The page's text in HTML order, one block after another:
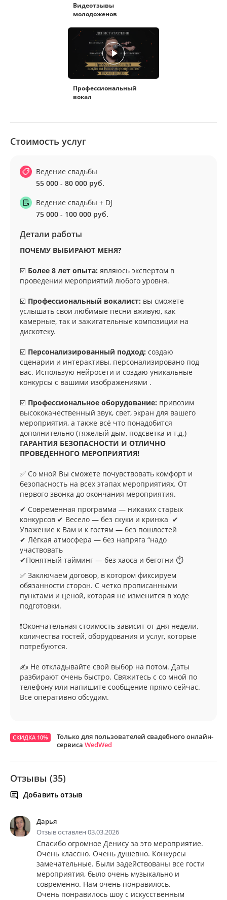
Видеотзывы
молодоженов
Профессиональный
вокал
Стоимость услуг
Ведение свадьбы
55 000 - 80 000 руб.
Ведение свадьбы + DJ
75 000 - 100 000 руб.
Детали работы
ПОЧЕМУ ВЫБИРАЮТ МЕНЯ?
☑️ Более 8 лет опыта: являюсь экспертом в
проведении мероприятий любого уровня.
☑️ Профессиональный вокалист: вы сможете
услышать свои любимые песни вживую, как
камерные, так и зажигательные композиции на
дискотеку.
☑️ Персонализированный подход: создаю
сценарии и интерактивы, персонализировано под
вас. Использую нейросети и создаю уникальные
конкурсы с вашими изображениями .
☑️ Профессиональное оборудование: привозим
высококачественный звук, свет, экран для вашего
мероприятия, а также всё что понадобится
дополнительно (тяжелый дым, подсветка и т.д.)
ГАРАНТИЯ БЕЗОПАСНОСТИ И ОТЛИЧНО
ПРОВЕДЕННОГО МЕРОПРИЯТИЯ!
✅ Со мной Вы сможете почувствовать комфорт и
безопасность на всех этапах мероприятиях. От
первого звонка до окончания мероприятия.
✔ Современная программа — никаких старых
конкурсов ✔ Весело — без скуки и кринжа ✔
Уважение к Вам и к гостям — без пошлостей
✔ Лёгкая атмосфера — без напряга “надо
участвовать
✔Понятный тайминг — без хаоса и беготни ⏱️
✅ Заключаем договор, в котором фиксируем
обязанности сторон. С четко прописанными
пунктами и ценой, которая не изменится в ходе
подготовки.
❗Окончательная стоимость зависит от дня недели,
количества гостей, оборудования и услуг, которые
потребуются.
✍️ Не откладывайте свой выбор на потом. Даты
разбирают очень быстро. Свяжитесь с со мной по
телефону или напишите сообщение прямо сейчас.
Всё оперативно обсудим.
СКИДКА 10%
Только для пользователей свадебного онлайн-
сервиса WedWed
Отзывы (35)
Добавить отзыв
Дарья
Отзыв оставлен 03.03.2026
Спасибо огромное Денису за это мероприятие.
Очень классно. Очень душевно. Конкурсы
замечательные. Были задействованы все гости
мероприятия, было очень музыкально и
современно. Нам очень понравилось.
Очень понравилось шоу с искусственным